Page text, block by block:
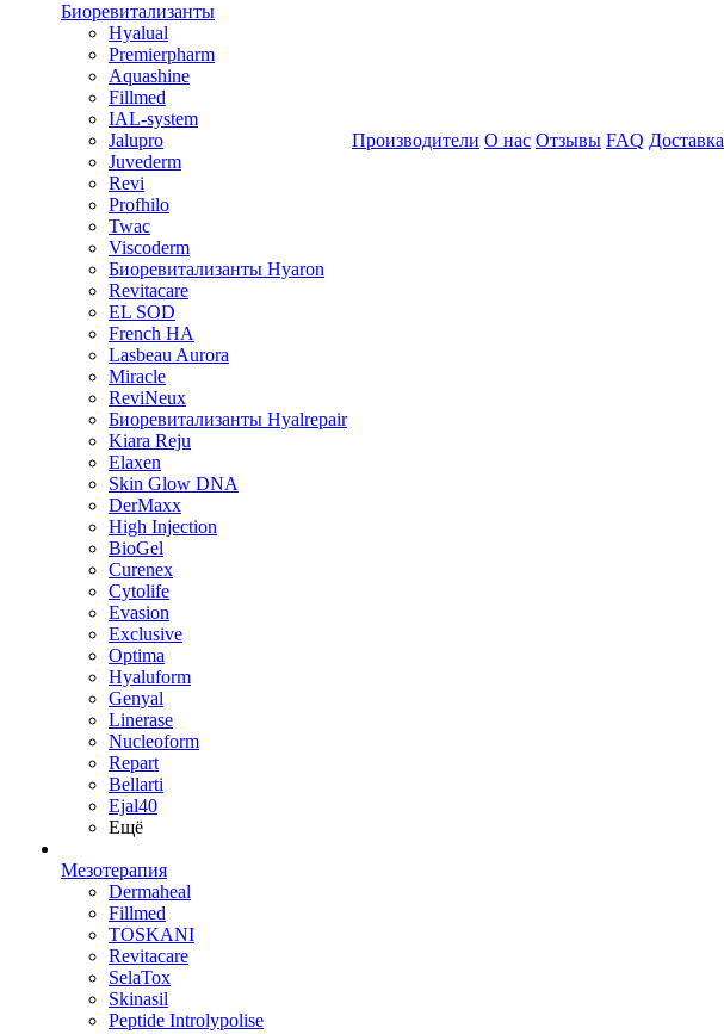
Биоревитализанты
Hyalual
Premierpharm
Aquashine
Fillmed
IAL-system
Jalupro
Juvederm
Revi
Profhilo
Twac
Viscoderm
Биоревитализанты Hyaron
Revitacare
EL SOD
French HA
Lasbeau Aurora
Miracle
ReviNeux
Биоревитализанты Hyalrepair
Kiara Reju
Elaxen
Skin Glow DNA
DerMaxx
High Injection
BioGel
Curenex
Cytolife
Evasion
Exclusive
Optima
Hyaluform
Genyal
Linerase
Nucleoform
Repart
Bellarti
Ejal40
Ещё
Мезотерапия
Dermaheal
Fillmed
TOSKANI
Revitacare
SelaTox
Skinasil
Peptide Introlypolise
Производители О нас Отзывы FAQ Доставка